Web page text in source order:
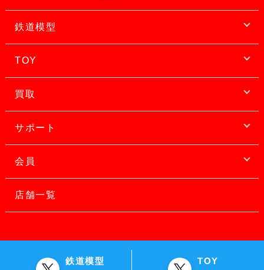
鉄道模型
TOY
買取
サポート
会員
店舗一覧
鉄道模型 TOY